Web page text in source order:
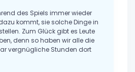
des Spiels immer wieder
kommt, sie solche Dinge in
Zum Glück gibt es Leute
denn so haben wir alle die
vergnügliche Stunden dort